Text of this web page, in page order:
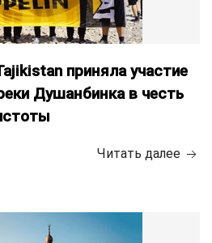
приняла участие
Душанбинка в честь
Читать далее